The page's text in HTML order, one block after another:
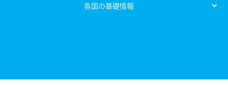
各国の基礎情報